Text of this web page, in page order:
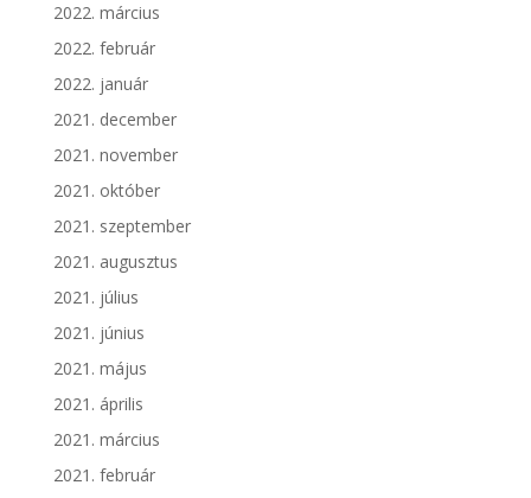
2022. március
2022. február
2022. január
2021. december
2021. november
2021. október
2021. szeptember
2021. augusztus
2021. július
2021. június
2021. május
2021. április
2021. március
2021. február